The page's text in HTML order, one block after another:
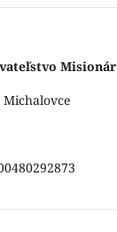
Misionár